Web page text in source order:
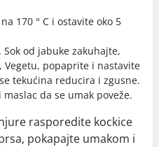
170 ° C i ostavite oko 5
od jabuke zakuhajte,
popaprite i nastavite
tekućina reducira i zgusne.
da se umak poveže.
rasporedite kockice
pokapajte umakom i